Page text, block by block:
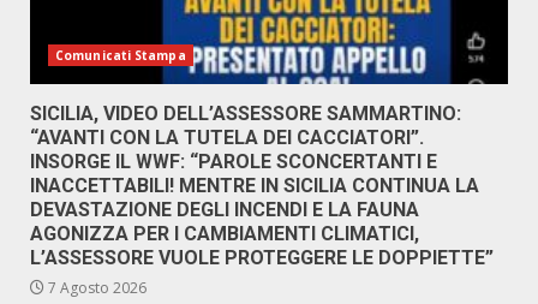
Comunicati Stampa
SICILIA, VIDEO DELL’ASSESSORE SAMMARTINO:
“AVANTI CON LA TUTELA DEI CACCIATORI”.
INSORGE IL WWF: “PAROLE SCONCERTANTI E
INACCETTABILI! MENTRE IN SICILIA CONTINUA LA
DEVASTAZIONE DEGLI INCENDI E LA FAUNA
AGONIZZA PER I CAMBIAMENTI CLIMATICI,
L’ASSESSORE VUOLE PROTEGGERE LE DOPPIETTE”
7 Agosto 2026